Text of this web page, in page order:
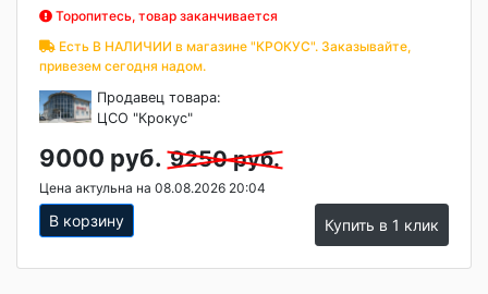
Торопитесь, товар заканчивается
Есть В НАЛИЧИИ в магазине "КРОКУС". Заказывайте,
привезем сегодня надом.
Продавец товара:
ЦСО "Крокус"
9000 руб. 9250 руб.
Цена актульна на 08.08.2026 20:04
В корзину Купить в 1 клик